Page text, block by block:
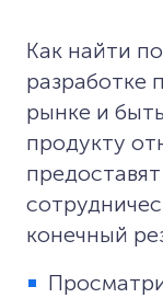
Как найти
разработке
рынке и
продукту
конечный